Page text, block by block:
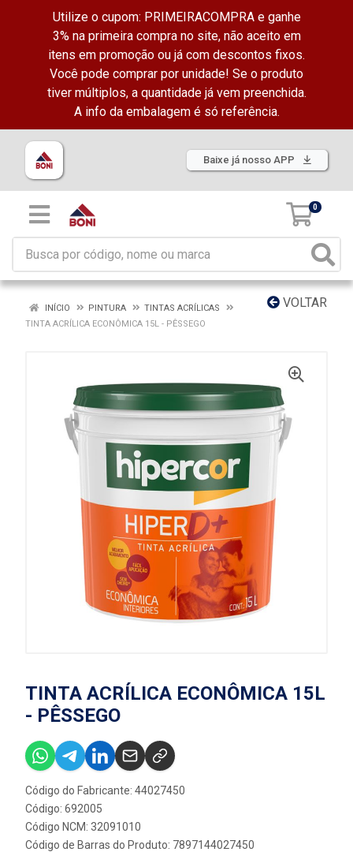
Utilize o cupom: PRIMEIRACOMPRA e ganhe
3% na primeira compra no site, não aceito em
itens em promoção ou já com descontos fixos.
Você pode comprar por unidade! Se o produto
tiver múltiplos, a quantidade já vem preenchida.
A info da embalagem é só referência.
Baixe já nosso APP
0
VOLTAR
INÍCIO PINTURA
TINTAS ACRÍLICAS
TINTA ACRÍLICA ECONÔMICA 15L - PÊSSEGO
TINTA ACRÍLICA ECONÔMICA 15L
- PÊSSEGO
Código do Fabricante: 44027450
Código: 692005
Código NCM: 32091010
Código de Barras do Produto: 7897144027450